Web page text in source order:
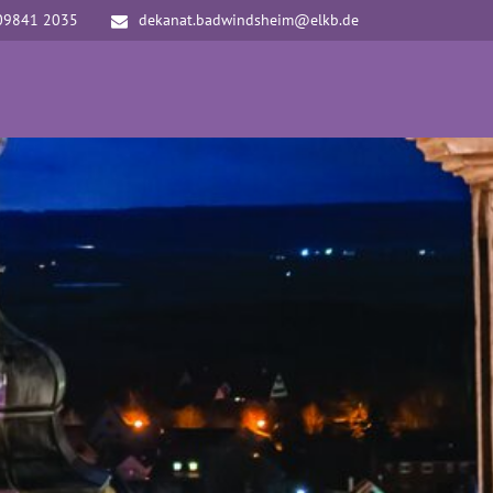
2035 dekanat.badwindsheim@elkb.de